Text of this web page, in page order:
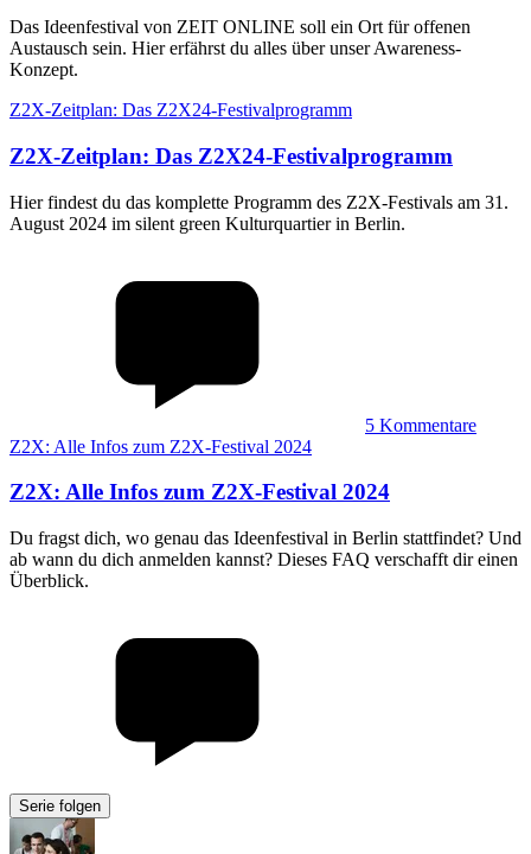
Das Ideenfestival von ZEIT ONLINE soll ein Ort für offenen
Austausch sein. Hier erfährst du alles über unser Awareness-
Konzept.
Z2X-Zeitplan: Das Z2X24-Festivalprogramm
Z2X-Zeitplan: Das Z2X24-Festivalprogramm
Hier findest du das komplette Programm des Z2X-Festivals am 31.
August 2024 im silent green Kulturquartier in Berlin.
5 Kommentare
Z2X: Alle Infos zum Z2X-Festival 2024
Z2X: Alle Infos zum Z2X-Festival 2024
Du fragst dich, wo genau das Ideenfestival in Berlin stattfindet? Und
ab wann du dich anmelden kannst? Dieses FAQ verschafft dir einen
Überblick.
Serie folgen